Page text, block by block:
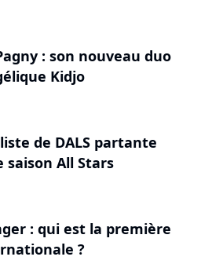
: son nouveau duo
Kidjo
de DALS partante
saison All Stars
: qui est la première
?